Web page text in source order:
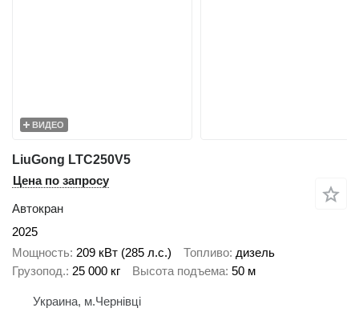
ВИДЕО
LiuGong LTC250V5
Цена по запросу
Автокран
2025
Мощность 209 кВт (285 л.с.) Топливо дизель
Грузопод. 25 000 кг Высота подъема 50 м
Украина, м.Чернівці